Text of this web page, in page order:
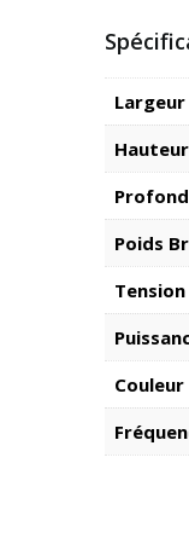
Poids
Couleur